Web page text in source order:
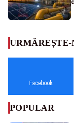
URMĂREȘTE-
Facebook
POPULAR